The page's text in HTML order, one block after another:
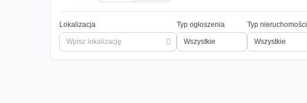
Lokalizacja Typ ogłoszenia Typ nieruchomości
Wszystkie